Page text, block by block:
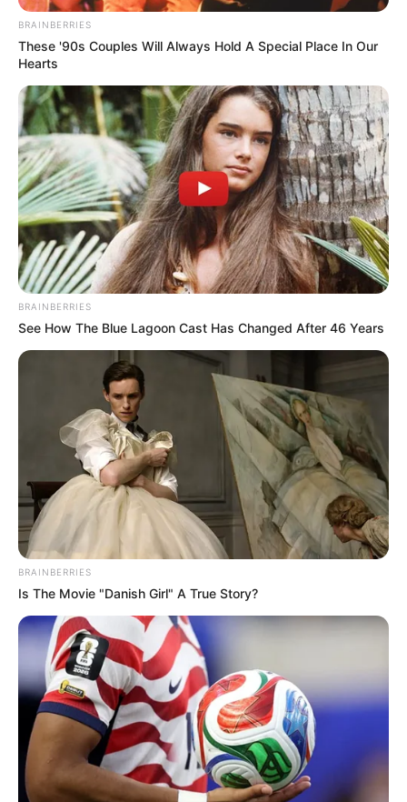
BRAINBERRIES
These '90s Couples Will Always Hold A Special Place In Our
Hearts
BRAINBERRIES
See How The Blue Lagoon Cast Has Changed After 46 Years
BRAINBERRIES
Is The Movie "Danish Girl" A True Story?